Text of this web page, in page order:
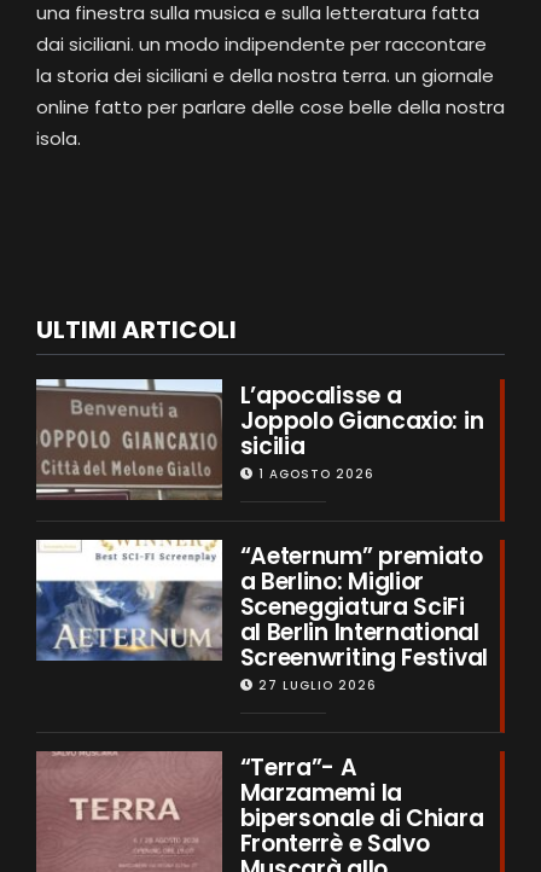
una finestra sulla musica e sulla letteratura fatta
dai siciliani. un modo indipendente per raccontare
la storia dei siciliani e della nostra terra. un giornale
online fatto per parlare delle cose belle della nostra
isola.
ULTIMI ARTICOLI
L’apocalisse a
Joppolo Giancaxio: in
sicilia
1 AGOSTO 2026
“Aeternum” premiato
a Berlino: Miglior
Sceneggiatura SciFi
al Berlin International
Screenwriting Festival
27 LUGLIO 2026
“Terra”- A
Marzamemi la
bipersonale di Chiara
Fronterrè e Salvo